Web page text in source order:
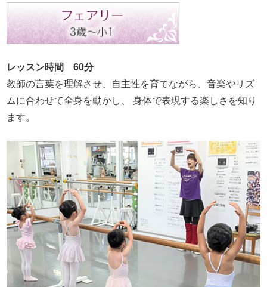
レッスン時間 60分
教師の言葉を理解させ、自主性を育てながら、音楽やリズ
ムに合わせて全身を動かし、 身体で表現する楽しさを知り
ます。